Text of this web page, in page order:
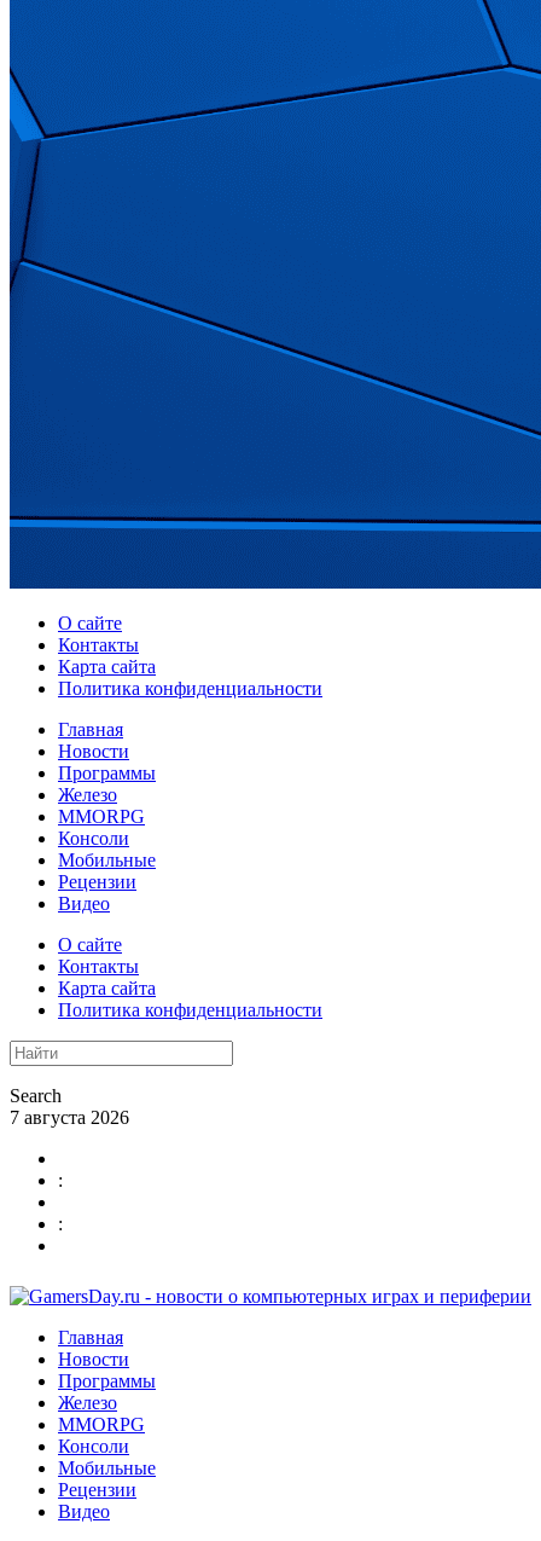
О сайте
Контакты
Карта сайта
Политика конфиденциальности
Главная
Новости
Программы
Железо
MMORPG
Консоли
Мобильные
Рецензии
Видео
О сайте
Контакты
Карта сайта
Политика конфиденциальности
Search
7 августа 2026
:
:
Главная
Новости
Программы
Железо
MMORPG
Консоли
Мобильные
Рецензии
Видео